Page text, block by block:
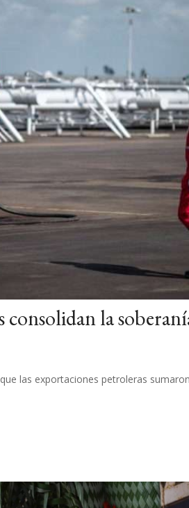
consolidan la
las exportaciones petroleras